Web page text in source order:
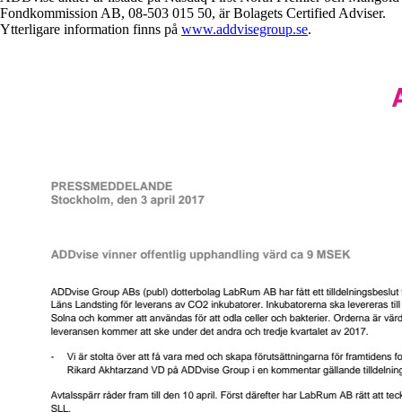
Fondkommission AB, 08-503 015 50, är Bolagets Certified Adviser.
Ytterligare information finns på www.addvisegroup.se.